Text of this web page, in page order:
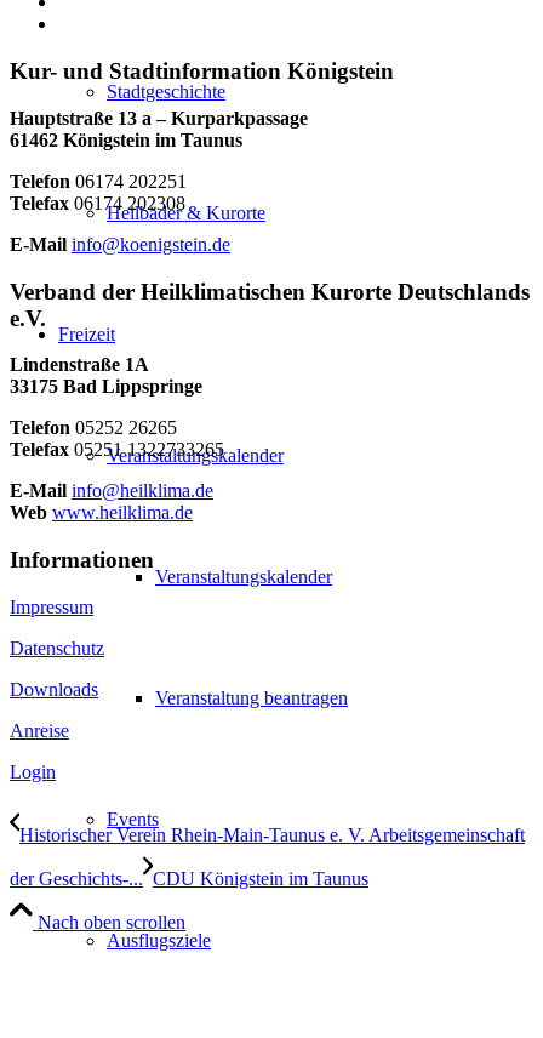
Stadtgeschichte
Heilbäder & Kurorte
Freizeit
Veranstaltungskalender
Veranstaltungskalender
Veranstaltung beantragen
Events
Ausflugsziele
Kur- und Stadtinformation Königstein
Hauptstraße 13 a – Kurparkpassage
61462 Königstein im Taunus
Telefon 06174 202251
Telefax 06174 202308
E-Mail info@koenigstein.de
Verband der Heilklimatischen Kurorte Deutschlands
e.V.
Lindenstraße 1A
33175 Bad Lippspringe
Telefon 05252 26265
Telefax 05251 1322733265
E-Mail info@heilklima.de
Web www.heilklima.de
Informationen
Impressum
Datenschutz
Downloads
Anreise
Login
Historischer Verein Rhein-Main-Taunus e. V. Arbeitsgemeinschaft
der Geschichts-... CDU Königstein im Taunus
Nach oben scrollen